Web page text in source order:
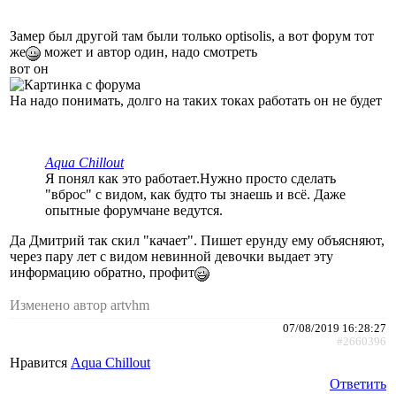
Замер был другой там были только optisolis, а вот форум тот
же
может и автор один, надо смотреть
вот он
На надо понимать, долго на таких токах работать он не будет
Aqua Chillout
Я понял как это работает.Нужно просто сделать
"вброс" с видом, как будто ты знаешь и всё. Даже
опытные форумчане ведутся.
Да Дмитрий так скил "качает". Пишет ерунду ему объясняют,
через пару лет с видом невинной девочки выдает эту
информацию обратно, профит
Изменено автор artvhm
07/08/2019 16:28:27
#2660396
Нравится Aqua Chillout
Ответить